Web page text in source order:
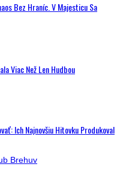
Bez Hraníc. V Majesticu Sa
Viac Než Len Hudbou
Ich Najnovšiu Hitovku Produkoval